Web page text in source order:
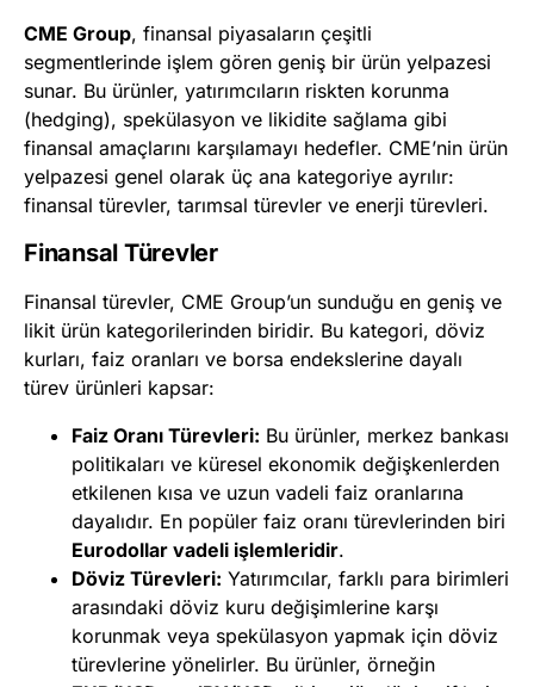
CME Group, finansal piyasaların çeşitli
segmentlerinde işlem gören geniş bir ürün yelpazesi
sunar. Bu ürünler, yatırımcıların riskten korunma
(hedging), spekülasyon ve likidite sağlama gibi
finansal amaçlarını karşılamayı hedefler. CME’nin ürün
yelpazesi genel olarak üç ana kategoriye ayrılır:
finansal türevler, tarımsal türevler ve enerji türevleri.
Finansal Türevler
Finansal türevler, CME Group’un sunduğu en geniş ve
likit ürün kategorilerinden biridir. Bu kategori, döviz
kurları, faiz oranları ve borsa endekslerine dayalı
türev ürünleri kapsar:
Faiz Oranı Türevleri: Bu ürünler, merkez bankası
politikaları ve küresel ekonomik değişkenlerden
etkilenen kısa ve uzun vadeli faiz oranlarına
dayalıdır. En popüler faiz oranı türevlerinden biri
Eurodollar vadeli işlemleridir.
Döviz Türevleri: Yatırımcılar, farklı para birimleri
arasındaki döviz kuru değişimlerine karşı
korunmak veya spekülasyon yapmak için döviz
türevlerine yönelirler. Bu ürünler, örneğin